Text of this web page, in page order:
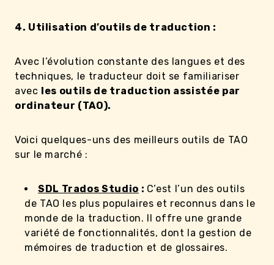
4. Utilisation d’outils de traduction :
Avec l’évolution constante des langues et des
techniques, le traducteur doit se familiariser
avec les outils de traduction assistée par
ordinateur (TAO).
Voici quelques-uns des meilleurs outils de TAO
sur le marché :
SDL Trados Studio : C’est l’un des outils
de TAO les plus populaires et reconnus dans le
monde de la traduction. Il offre une grande
variété de fonctionnalités, dont la gestion de
mémoires de traduction et de glossaires.